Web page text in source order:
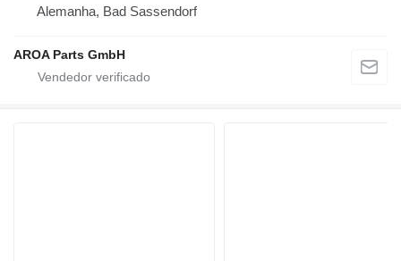
Alemanha, Bad Sassendorf
AROA Parts GmbH